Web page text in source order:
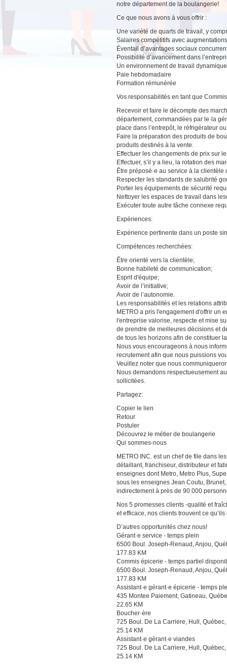
notre département de la boulangerie!
Ce que nous avons à vous offrir :
Une variété de quarts de travail, y
Salaires compétitifs avec
Éventail d’avantages sociaux
Possibilité d’avancement dans
Un environnement de travail
Paie hebdomadaire
Formation rémunérée
Vos responsabilités en tant que
Recevoir et faire le décompte des
département, commandées par le·la
place dans l’entrepôt, le réfrigérateur
Faire la préparation des produits de
produits destinés à la vente.
Effectuer les changements de prix sur
Effectuer, s’il y a lieu, la rotation des
Être préposé·e au service à la
Respecter les standards de salubrité
Porter les équipements de sécurité
Nettoyer les espaces de travail dans
Exécuter toute autre tâche connexe
Expériences:
Expérience pertinente dans un poste
Compétences recherchées:
Être orienté vers la clientèle;
Bonne habileté de communication;
Esprit d'équipe;
Avoir de l’initiative;
Avoir de l’autonomie.
Les responsabilités et les relations
METRO a pris l'engagement d'offrir un
l'entreprise valorise, respecte et mise
de prendre de meilleures décisions et
de tous les horizons afin de constituer
Nous vous encourageons à nous
recrutement afin que nous puissions
Veuillez noter que nous
Nous demandons respectueusement
sollicitées.
Partagez:
Copier le lien
Retour
Postuler
Découvrez le métier de boulangerie
Qui sommes-nous
METRO INC. est un chef de file dans
détaillant, franchiseur, distributeur et
enseignes dont Metro, Metro Plus,
sous les enseignes Jean Coutu,
indirectement à près de 90 000
Nos 5 promesses clients -qualité et
et efficace, nos clients trouvent ce
D’autres opportunités chez nous!
Gérant·e service - temps plein
6500 Boul. Joseph-Renaud, Anjou,
177.83 KM
Commis épicerie - temps partiel
6500 Boul. Joseph-Renaud, Anjou,
177.83 KM
Assistant·e gérant·e épicerie - temps
435 Montee Paiement, Gatineau,
22.65 KM
Boucher·ère
725 Boul. De La Carriere, Hull,
25.14 KM
Assistant·e gérant·e viandes
725 Boul. De La Carriere, Hull,
25.14 KM